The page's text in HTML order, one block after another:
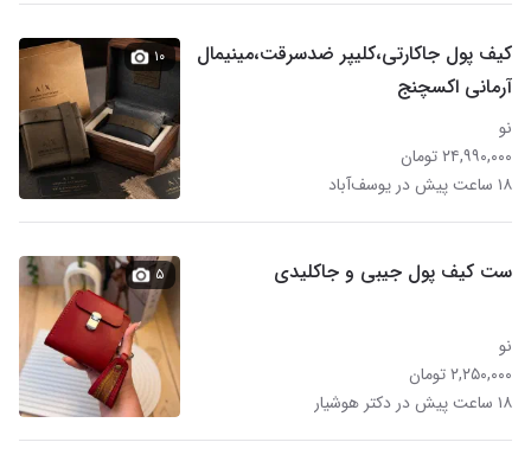
کیف پول جاکارتی،کلیپر ضدسرقت،مینیمال
آرمانی اکسچنج
نو
۲۴,۹۹۰,۰۰۰ تومان
۱۸ ساعت پیش در یوسف‌آباد
۱۰
ست کیف پول جیبی و جاکلیدی
نو
۲,۲۵۰,۰۰۰ تومان
۱۸ ساعت پیش در دکتر هوشیار
۵